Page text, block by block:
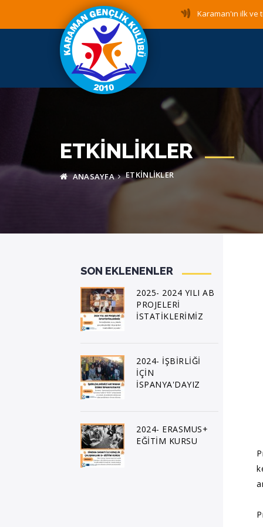
Karaman'ın ilk ve
ETKINLIKLER
ANASAYFA ETKINLIKLER
SON EKLENENLER
2025- 2024 YILI AB
PROJELERİ
İSTATİKLERİMİZ
2024- İŞBİRLİĞİ
İÇİN
İSPANYA'DAYIZ
2024- ERASMUS+
EĞİTİM KURSU